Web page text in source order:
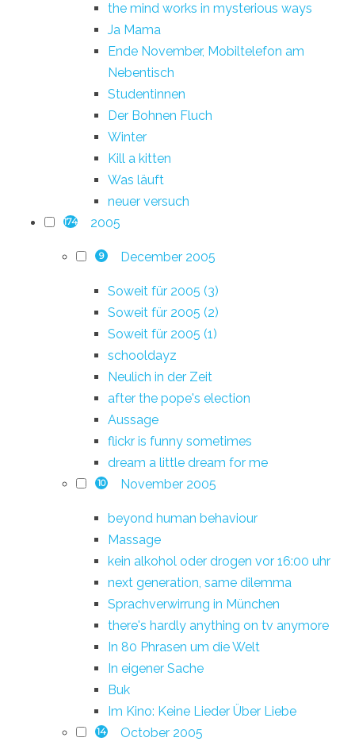
the mind works in mysterious ways
Ja Mama
Ende November, Mobiltelefon am
Nebentisch
Studentinnen
Der Bohnen Fluch
Winter
Kill a kitten
Was läuft
neuer versuch
174 2005
9 December 2005
Soweit für 2005 (3)
Soweit für 2005 (2)
Soweit für 2005 (1)
schooldayz
Neulich in der Zeit
after the pope's election
Aussage
flickr is funny sometimes
dream a little dream for me
10 November 2005
beyond human behaviour
Massage
kein alkohol oder drogen vor 16:00 uhr
next generation, same dilemma
Sprachverwirrung in München
there's hardly anything on tv anymore
In 80 Phrasen um die Welt
In eigener Sache
Buk
Im Kino: Keine Lieder Über Liebe
14 October 2005